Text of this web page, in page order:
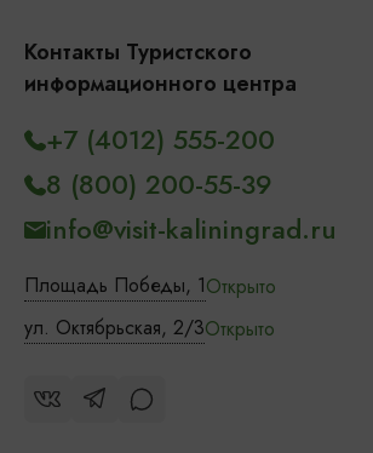
Контакты Туристского
информационного центра
Площадь Победы, 1Открыто
ул. Октябрьская, 2/3Открыто
+7 (4012) 555-200
8 (800) 200-55-39
info@visit-kaliningrad.ru